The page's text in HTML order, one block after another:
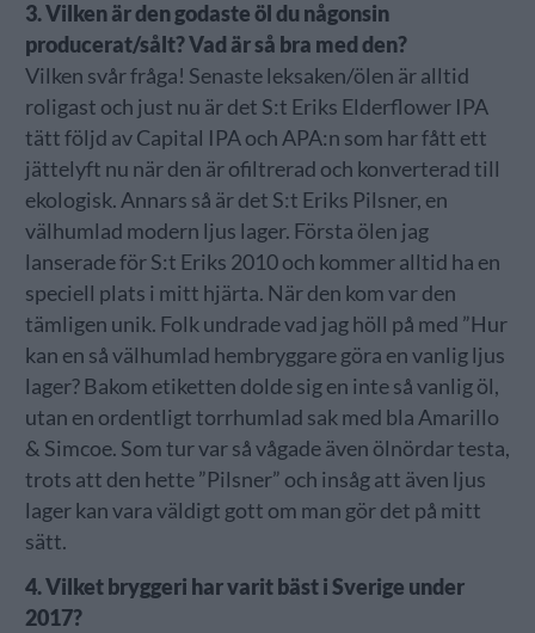
3. Vilken är den godaste öl du någonsin
producerat/sålt? Vad är så bra med den?
Vilken svår fråga! Senaste leksaken/ölen är alltid
roligast och just nu är det S:t Eriks Elderflower IPA
tätt följd av Capital IPA och APA:n som har fått ett
jättelyft nu när den är ofiltrerad och konverterad till
ekologisk. Annars så är det S:t Eriks Pilsner, en
välhumlad modern ljus lager. Första ölen jag
lanserade för S:t Eriks 2010 och kommer alltid ha en
speciell plats i mitt hjärta. När den kom var den
tämligen unik. Folk undrade vad jag höll på med ”Hur
kan en så välhumlad hembryggare göra en vanlig ljus
lager? Bakom etiketten dolde sig en inte så vanlig öl,
utan en ordentligt torrhumlad sak med bla Amarillo
& Simcoe. Som tur var så vågade även ölnördar testa,
trots att den hette ”Pilsner” och insåg att även ljus
lager kan vara väldigt gott om man gör det på mitt
sätt.
4. Vilket bryggeri har varit bäst i Sverige under
2017?